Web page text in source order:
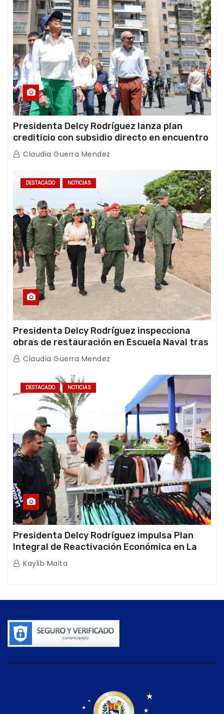
Presidenta Delcy Rodríguez lanza plan
crediticio con subsidio directo en encuentro
con Juntas de Condominio
Claudia Guerra Mendez
DESTACADO NOTICIAS
Presidenta Delcy Rodríguez inspecciona
obras de restauración en Escuela Naval tras
afectaciones sísmicas en La Guaira
Claudia Guerra Mendez
DESTACADO NOTICIAS
Presidenta Delcy Rodríguez impulsa Plan
Integral de Reactivación Económica en La
Guaira
Kaylib Maita